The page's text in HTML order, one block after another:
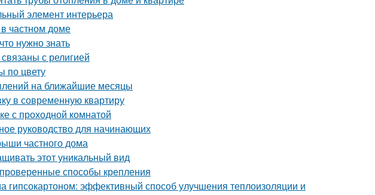
элемент интерьера
частном доме
нужно знать
с религией
по цвету
на ближайшие месяцы
в современную квартиру
с проходной комнатой
руководство для начинающих
частного дома
этот уникальный вид
способы крепления
гипсокартоном: эффективный способ улучшения теплоизоляции и